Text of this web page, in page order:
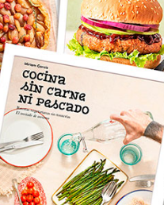
EN MARÍA LUNARILLOS